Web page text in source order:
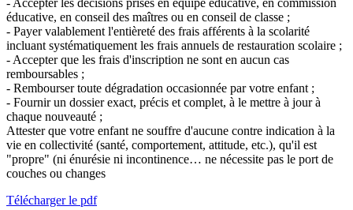
éducative, en conseil des maîtres ou en conseil de classe ;
- Payer valablement l'entièreté des frais afférents à la scolarité
incluant systématiquement les frais annuels de restauration scolaire ;
- Accepter que les frais d'inscription ne sont en aucun cas
remboursables ;
- Rembourser toute dégradation occasionnée par votre enfant ;
- Fournir un dossier exact, précis et complet, à le mettre à jour à
chaque nouveauté ;
Attester que votre enfant ne souffre d'aucune contre indication à la
vie en collectivité (santé, comportement, attitude, etc.), qu'il est
"propre" (ni énurésie ni incontinence… ne nécessite pas le port de
couches ou changes
Télécharger le pdf